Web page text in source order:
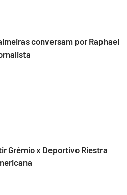
conversam por Raphael
Grêmio x Deportivo Riestra